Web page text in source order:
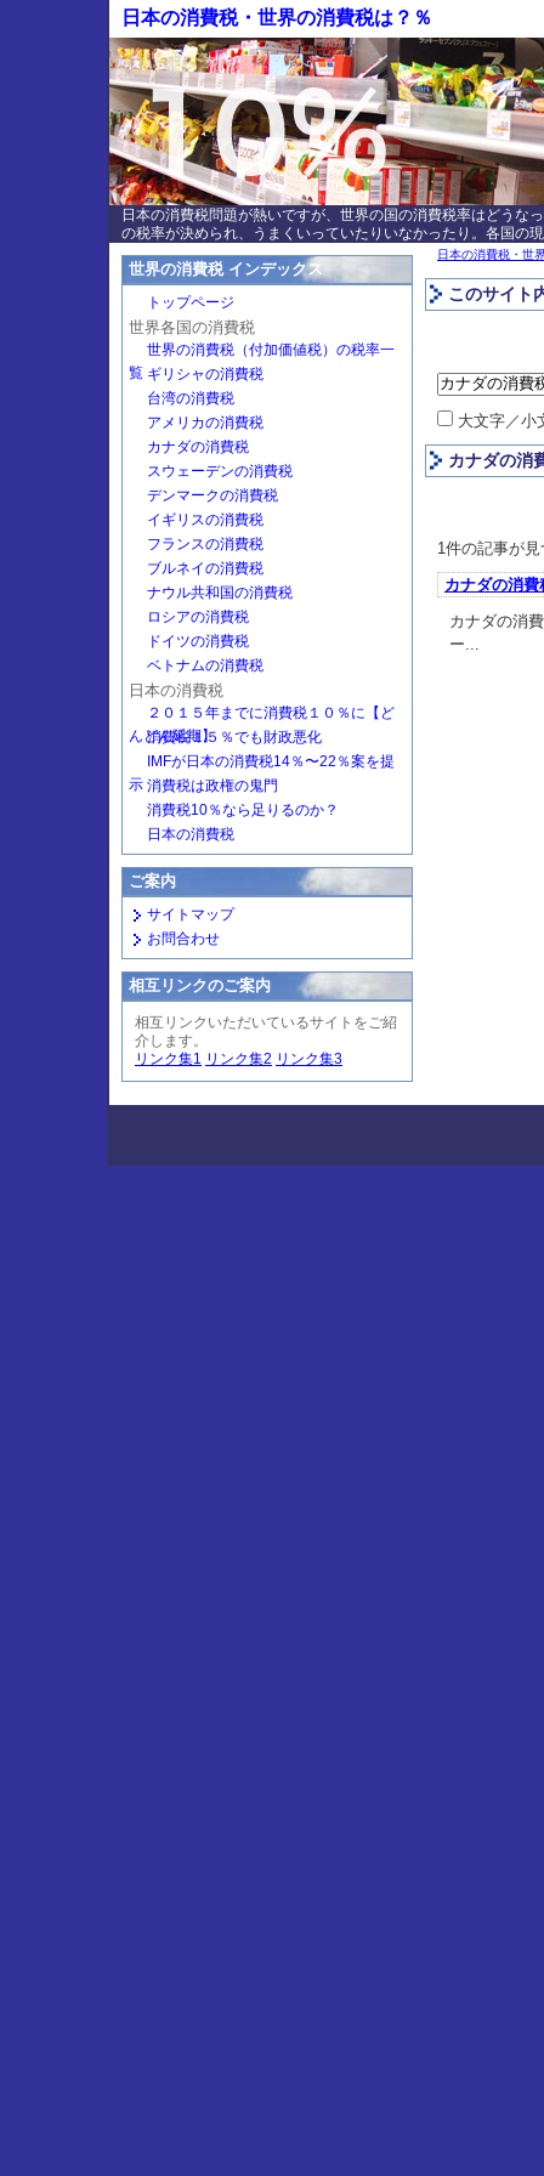
日本の消費税・世界の消費税は？％
日本の消費税問題が熱いですが、世界の国の消費税率はどう
の税率が決められ、うまくいっていたりいなかったり。各国の
日本の消費税・世
このサイト
大文字／
カナダの消
1件の記事が
カナダの消費
カナダの消
ー...
世界の消費税 インデックス
トップページ
世界各国の消費税
世界の消費税（付加価値税）の税率一
覧 ギリシャの消費税
台湾の消費税
アメリカの消費税
カナダの消費税
スウェーデンの消費税
デンマークの消費税
イギリスの消費税
フランスの消費税
ブルネイの消費税
ナウル共和国の消費税
ロシアの消費税
ドイツの消費税
ベトナムの消費税
日本の消費税
２０１５年までに消費税１０％に【ど
んどん延期】
消費税１５％でも財政悪化
IMFが日本の消費税14％〜22％案を提
示 消費税は政権の鬼門
消費税10％なら足りるのか？
日本の消費税
ご案内
サイトマップ
お問合わせ
相互リンクのご案内
相互リンクいただいているサイトをご紹
介します。
リンク集1 リンク集2 リンク集3